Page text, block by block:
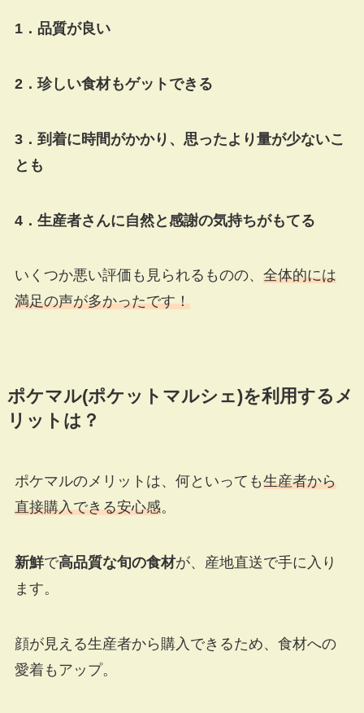
1．品質が良い
2．珍しい食材もゲットできる
3．到着に時間がかかり、思ったより量が少ないこ
とも
4．生産者さんに自然と感謝の気持ちがもてる
いくつか悪い評価も見られるものの、 全体的には
満足の声が多かったです！
ポケマル(ポケットマルシェ)を利用するメ
リットは？
ポケマルのメリットは、何といっても生産者から
直接購入できる安心感。
新鮮で高品質な旬の食材が、産地直送で手に入り
ます。
顔が見える生産者から購入できるため、食材への
愛着もアップ。